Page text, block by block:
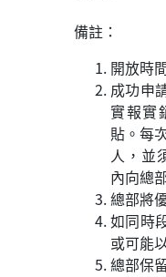
備註：
開放時
成功申
實報實
貼。每
人，並
內向總
總部將
如同時
或可能
總部保